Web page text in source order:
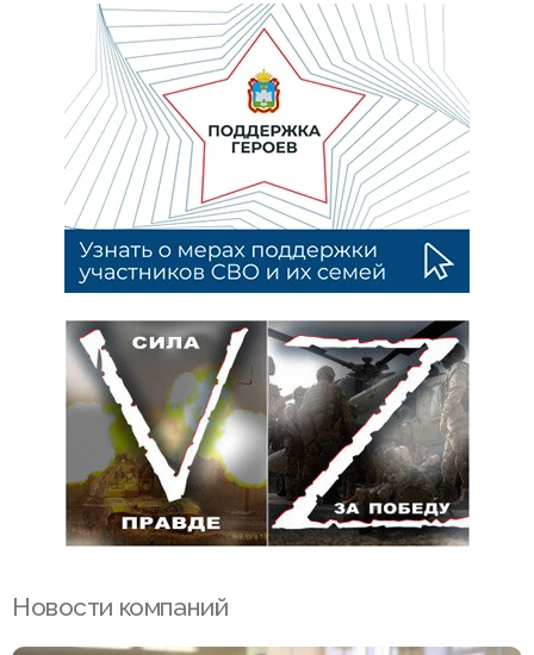
Новости компаний